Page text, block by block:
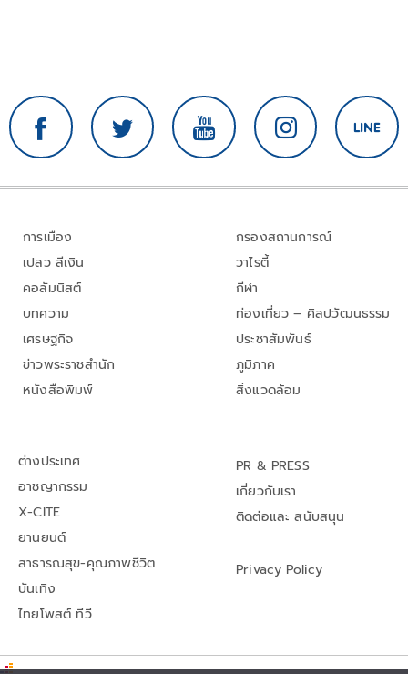
การเมือง
เปลว สีเงิน
คอลัมนิสต์
บทความ
เศรษฐกิจ
ข่าวพระราชสำนัก
หนังสือพิมพ์
กรองสถานการณ์
วาไรตี้
กีฬา
ท่องเที่ยว – ศิลปวัฒนธรรม
ประชาสัมพันธ์
ภูมิภาค
สิ่งแวดล้อม
ต่างประเทศ
อาชญากรรม
X-CITE
ยานยนต์
สาธารณสุข-คุณภาพชีวิต
บันเทิง
ไทยโพสต์ ทีวี
PR & PRESS
เกี่ยวกับเรา
ติดต่อและ สนับสนุน
Privacy Policy